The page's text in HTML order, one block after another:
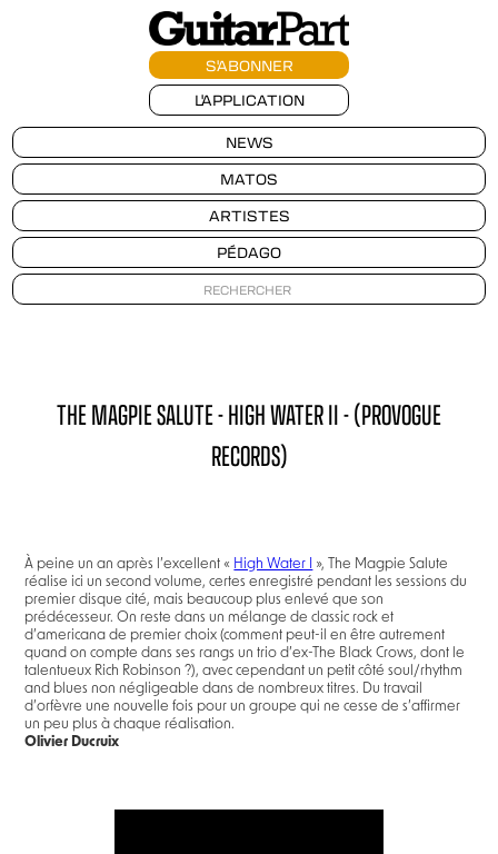
S'ABONNER
L'APPLICATION
NEWS
MATOS
ARTISTES
PÉDAGO
THE MAGPIE SALUTE - HIGH WATER II - (PROVOGUE
RECORDS)
À peine un an après l’excellent « High Water I
», The Magpie Salute
réalise ici un second volume, certes enregistré pendant les sessions du
premier disque cité, mais beaucoup plus enlevé que son
prédécesseur. On reste dans un mélange de classic rock et
d’americana de premier choix (comment peut-il en être autrement
quand on compte dans ses rangs un trio d’ex-The Black Crows, dont le
talentueux Rich Robinson ?), avec cependant un petit côté soul/rhythm
and blues non négligeable dans de nombreux titres. Du travail
d’orfèvre une nouvelle fois pour un groupe qui ne cesse de s’affirmer
un peu plus à chaque réalisation.
Olivier Ducruix